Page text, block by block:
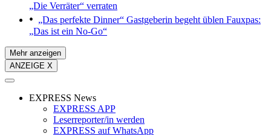
„Die Verräter“ verraten
„Das perfekte Dinner“ Gastgeberin begeht üblen Fauxpas:
„Das ist ein No-Go“
Mehr anzeigen
ANZEIGE X
EXPRESS News
EXPRESS APP
Leserreporter/in werden
EXPRESS auf WhatsApp